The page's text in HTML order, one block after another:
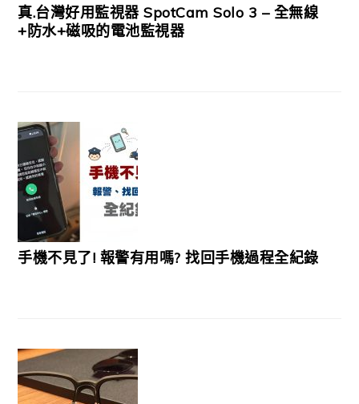
真.台灣好用監視器 SpotCam Solo 3 – 全無線
+防水+磁吸的電池監視器
手機不見了! 報警有用嗎? 找回手機過程全紀錄